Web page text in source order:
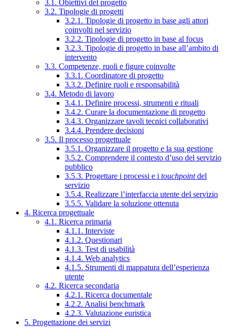
3.1. Obiettivi del progetto
3.2. Tipologie di progetti
3.2.1. Tipologie di progetto in base agli attori
coinvolti nel servizio
3.2.2. Tipologie di progetto in base al focus
3.2.3. Tipologie di progetto in base all’ambito di
intervento
3.3. Competenze, ruoli e figure coinvolte
3.3.1. Coordinatore di progetto
3.3.2. Definire ruoli e responsabilità
3.4. Metodo di lavoro
3.4.1. Definire processi, strumenti e rituali
3.4.2. Curare la documentazione di progetto
3.4.3. Organizzare tavoli tecnici collaborativi
3.4.4. Prendere decisioni
3.5. Il processo progettuale
3.5.1. Organizzare il progetto e la sua gestione
3.5.2. Comprendere il contesto d’uso del servizio
pubblico
3.5.3. Progettare i processi e i touchpointdel
servizio
3.5.4. Realizzare l’interfaccia utente del servizio
3.5.5. Validare la soluzione ottenuta
4. Ricerca progettuale
4.1. Ricerca primaria
4.1.1. Interviste
4.1.2. Questionari
4.1.3. Test di usabilità
4.1.4. Web analytics
4.1.5. Strumenti di mappatura dell’esperienza
utente
4.2. Ricerca secondaria
4.2.1. Ricerca documentale
4.2.2. Analisi benchmark
4.2.3. Valutazione euristica
5. Progettazione dei servizi